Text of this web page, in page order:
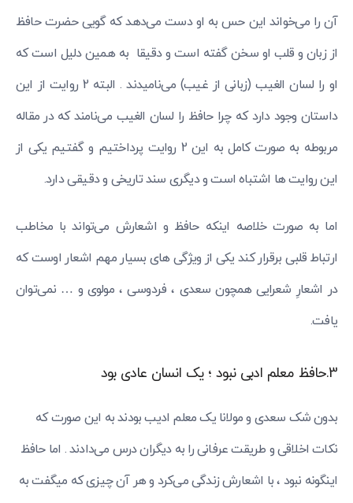
آن را می‌خواند این حس به او دست می‌دهد که گویی حضرت حافظ
از زبان و قلب او سخن گفته است و دقیقا به همین دلیل است که
او را لسان الغیب (زبانی از غیب) می‌نامیدند . البته 2 روایت از این
داستان وجود دارد که چرا حافظ را لسان الغیب می‌نامند که در مقاله
مربوطه به صورت کامل به این 2 روایت پرداختیم و گفتیم یکی از
این روایت ها اشتباه است و دیگری سند تاریخی و دقیقی دارد.
اما به صورت خلاصه اینکه حافظ و اشعارش می‌تواند با مخاطب
ارتباط قلبی برقرار کند یکی از ویژگی های بسیار مهم اشعار اوست که
در اشعارِ شعرایی همچون سعدی ، فردوسی ، مولوی و … نمی‌توان
یافت.
3.حافظ معلم ادبی نبود ؛ یک انسان عادی بود
بدون شک سعدی و مولانا یک معلم ادیب بودند به این صورت که
نکات اخلاقی و طریقت عرفانی را به دیگران درس می‌دادند . اما حافظ
اینگونه نبود ، با اشعارش زندگی می‌کرد و هر آن چیزی که میگفت به